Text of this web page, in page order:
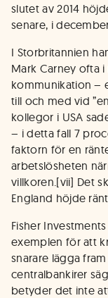
slutet av 2014
senare, i
I Storbritannien
Mark Carney ofta
kommunikation –
till och med vid
kollegor i USA
– i detta fall 7
faktorn för en
arbetslösheten
villkoren.[vii] Det
England höjde
Fisher
exemplen för att
snarare lägga
centralbankirer
betyder det inte